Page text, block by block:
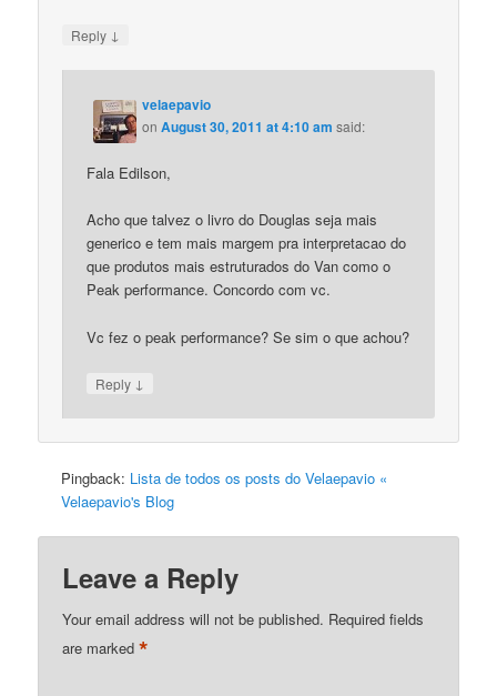
Reply ↓
velaepavio
onAugust 30, 2011 at 4:10 am said:
Fala Edilson,
Acho que talvez o livro do Douglas seja mais
generico e tem mais margem pra interpretacao do
que produtos mais estruturados do Van como o
Peak performance. Concordo com vc.
Vc fez o peak performance? Se sim o que achou?
Reply ↓
Pingback: Lista de todos os posts do Velaepavio «
Velaepavio's Blog
Leave a Reply
Your email address will not be published. Required fields
are marked*